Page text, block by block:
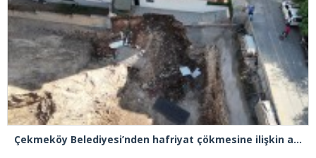
Çekmeköy Belediyesi’nden hafriyat çökmesine ilişkin açıklama